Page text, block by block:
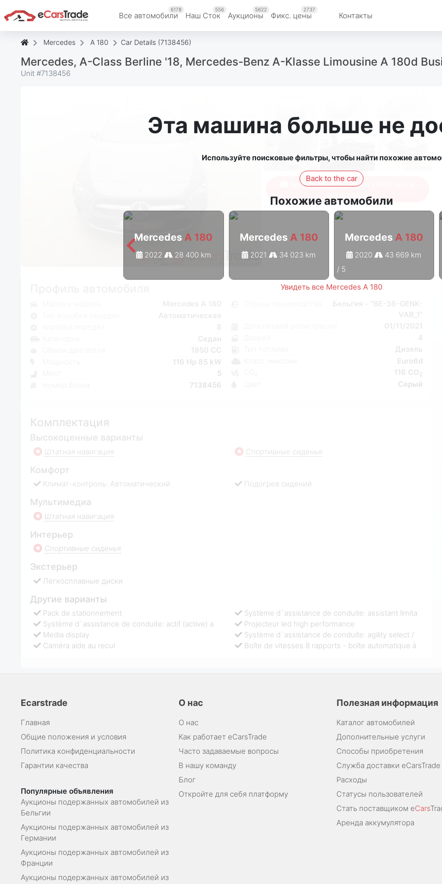
Все автомобили
6178
Наш Cток
556
Аукционы
5622
Фикс. цены
2737
Контакты
Mercedes A 180 Car Details (7138456)
Mercedes, A-Class Berline '18, Mercedes-Benz A-Klasse Limousine A 180d
Unit #7138456
Эта машина больше не
Используйте поисковые фильтры, чтобы найти похожие
Back to the car
Похожие автомобили
MercedesA 180
2022 28 400 km
Mercedes A 180
2021 34 023 km
Mercedes A 180
2020 43 669 km
/ 5
Увидеть все Mercedes A 180
Авторизуйтесь, чтобы увидеть все
фотографии
Седан
1950 CC
116 Hp 85 kW
5
7138456
4
Дизель
Euro6d
116 CO 2
Серый
Комплектация
Высокоценные варианты
Штатная навигация Спортивные сиденья
Комфорт
Климат-контроль: Автоматический Подогрев сидений
Мультимедиа
Штатная навигация
Интерьер
Спортивные сиденья
Экстерьер
Легкосплавные диски
Другие варианты
Pack de stationnement
Système d`assistance de conduite: actif (active) a
Système d`assistance de conduite: assistant limita
Projecteur led high performance
Media display
Caméra aide au recul
Système d`assistance de conduite: agility select /
Boîte de vitesses 8 rapports - boîte automatique à
Ecarstrade
Главная
Общие положения и условия
Политика конфиденциальности
Гарантии качества
Популярные объявления
Аукционы подержанных автомобилей из
Бельгии
Аукционы подержанных автомобилей из
Германии
Аукционы подержанных автомобилей из
Франции
Аукционы подержанных автомобилей из
О нас
О нас
Как работает eCarsTrade
Часто задаваемые вопросы
В нашу команду
Блог
Откройте для себя платформу
Полезная информация
Каталог автомобилей
Дополнительные услуги
Способы приобретения
Служба доставки eCarsTrade
Расходы
Статусы пользователей
Стать поставщиком eCars
Аренда аккумулятора